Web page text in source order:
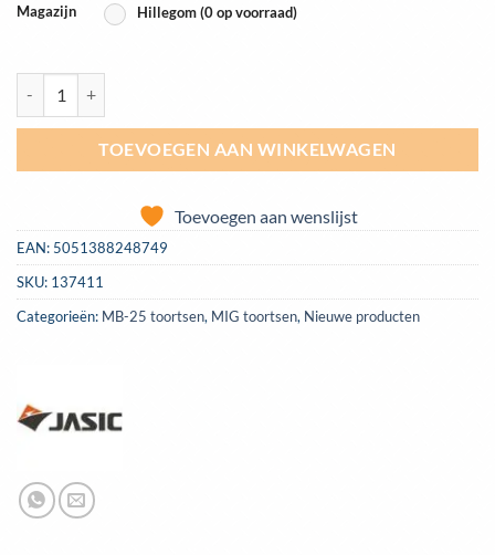
Magazijn Hillegom (0 op voorraad)
TOEVOEGEN AAN WINKELWAGEN
Toevoegen aan wenslijst
EAN: 5051388248749
SKU: 137411
Categorieën: MB-25 toortsen, MIG toortsen, Nieuwe producten